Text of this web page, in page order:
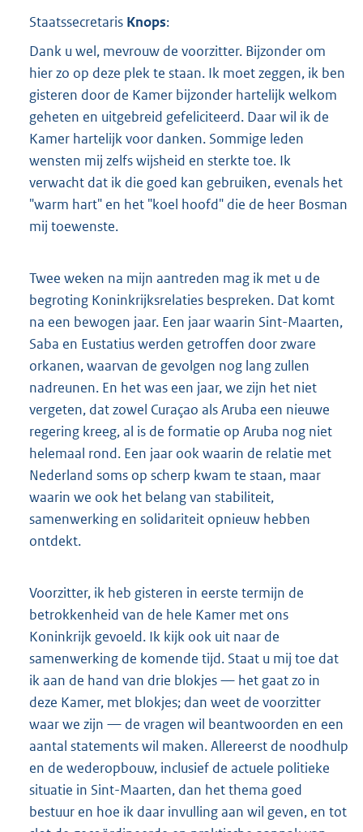
Staatssecretaris Knops:
Dank u wel, mevrouw de voorzitter. Bijzonder om
hier zo op deze plek te staan. Ik moet zeggen, ik ben
gisteren door de Kamer bijzonder hartelijk welkom
geheten en uitgebreid gefeliciteerd. Daar wil ik de
Kamer hartelijk voor danken. Sommige leden
wensten mij zelfs wijsheid en sterkte toe. Ik
verwacht dat ik die goed kan gebruiken, evenals het
"warm hart" en het "koel hoofd" die de heer Bosman
mij toewenste.
Twee weken na mijn aantreden mag ik met u de
begroting Koninkrijksrelaties bespreken. Dat komt
na een bewogen jaar. Een jaar waarin Sint-Maarten,
Saba en Eustatius werden getroffen door zware
orkanen, waarvan de gevolgen nog lang zullen
nadreunen. En het was een jaar, we zijn het niet
vergeten, dat zowel Curaçao als Aruba een nieuwe
regering kreeg, al is de formatie op Aruba nog niet
helemaal rond. Een jaar ook waarin de relatie met
Nederland soms op scherp kwam te staan, maar
waarin we ook het belang van stabiliteit,
samenwerking en solidariteit opnieuw hebben
ontdekt.
Voorzitter, ik heb gisteren in eerste termijn de
betrokkenheid van de hele Kamer met ons
Koninkrijk gevoeld. Ik kijk ook uit naar de
samenwerking de komende tijd. Staat u mij toe dat
ik aan de hand van drie blokjes — het gaat zo in
deze Kamer, met blokjes; dan weet de voorzitter
waar we zijn — de vragen wil beantwoorden en een
aantal statements wil maken. Allereerst de noodhulp
en de wederopbouw, inclusief de actuele politieke
situatie in Sint-Maarten, dan het thema goed
bestuur en hoe ik daar invulling aan wil geven, en tot